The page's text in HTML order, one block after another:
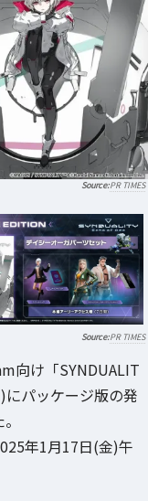
PR TIMES
PR TIMES
向け「SYNDUALIT
パッケージ版の発
年1月17日(金)午